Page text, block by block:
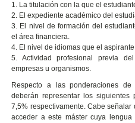
1. La titulación con la que el
2. El expediente académico del
3. El nivel de formación del
el área financiera.
4. El nivel de idiomas que el
5. Actividad profesional previa
empresas u organismos.
Respecto a las ponderaciones
deberán representar los siguientes
7,5% respectivamente. Cabe
acceder a este máster cuya